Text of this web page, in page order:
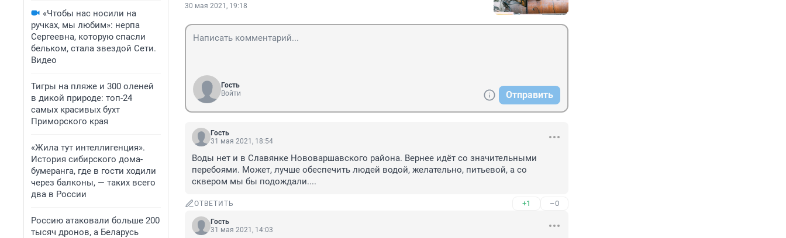
«Чтобы нас носили на
ручках, мы любим»: нерпа
Сергеевна, которую спасли
бельком, стала звездой Сети.
Видео
Тигры на пляже и 300 оленей
в дикой природе: топ-24
самых красивых бухт
Приморского края
«Жила тут интеллигенция».
История сибирского дома-
бумеранга, где в гости ходили
через балконы, — таких всего
два в России
Россию атаковали больше 200
тысяч дронов, а Беларусь
30 мая 2021, 19:18
Гость
Войти
Отправить
Гость
31 мая 2021, 18:54
Воды нет и в Славянке Нововаршавского района. Вернее идёт со значительными
перебоями. Может, лучше обеспечить людей водой, желательно, питьевой, а со
сквером мы бы подождали....
ОТВЕТИТЬ +1 –0
Гость
31 мая 2021, 14:03